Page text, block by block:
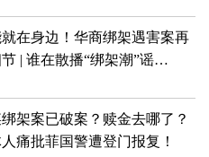
在身边！华商绑架遇害案再
潮”谣
架案已破案？赎金去哪了？
痛批菲国警遭登门报复！